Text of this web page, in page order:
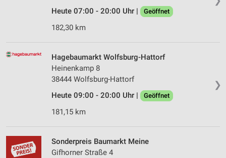
Heute 07:00 - 20:00 Uhr |
Geöffnet
182,30 km
❯
Hagebaumarkt Wolfsburg-Hattorf
Heinenkamp 8
38444 Wolfsburg-Hattorf
Heute 09:00 - 20:00 Uhr |
Geöffnet
181,15 km
Sonderpreis Baumarkt Meine
Gifhorner Straße 4